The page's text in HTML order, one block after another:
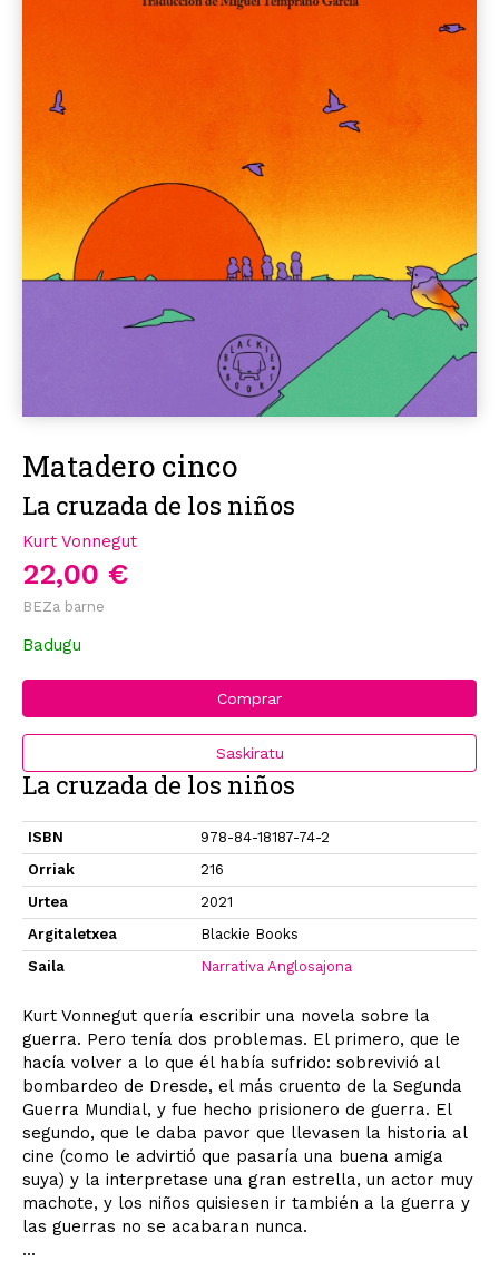
Matadero cinco
La cruzada de los niños
Kurt Vonnegut
22,00 €
BEZa barne
Badugu
Comprar
Saskiratu
La cruzada de los niños
ISBN
978-84-18187-74-2
Orriak
216
Urtea
2021
Argitaletxea
Blackie Books
Saila
Narrativa Anglosajona
Kurt Vonnegut quería escribir una novela sobre la
guerra. Pero tenía dos problemas. El primero, que le
hacía volver a lo que él había sufrido: sobrevivió al
bombardeo de Dresde, el más cruento de la Segunda
Guerra Mundial, y fue hecho prisionero de guerra. El
segundo, que le daba pavor que llevasen la historia al
cine (como le advirtió que pasaría una buena amiga
suya) y la interpretase una gran estrella, un actor muy
machote, y los niños quisiesen ir también a la guerra y
las guerras no se acabaran nunca.
...